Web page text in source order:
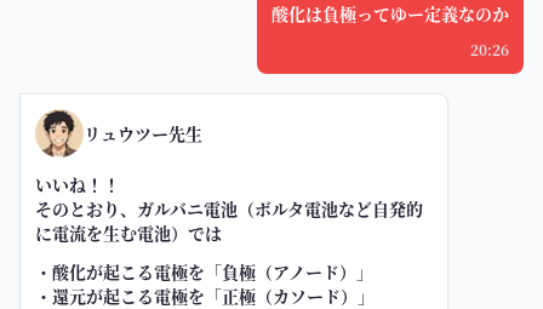
酸化は負極ってゆー定義なのか
20:26
リュウツー先生
いいね！！
そのとおり、ガルバニ電池（ボルタ電池など自発的
に電流を生む電池）では
・酸化が起こる電極を「負極（アノード）」
・還元が起こる電極を「正極（カソード）」